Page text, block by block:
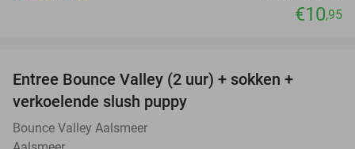
€10,95
Entree Bounce Valley (2 uur) + sokken +
verkoelende slush puppy
Bounce Valley Aalsmeer